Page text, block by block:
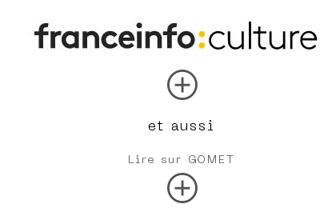
add_circle
et aussi
Lire sur GOMET
add_circle